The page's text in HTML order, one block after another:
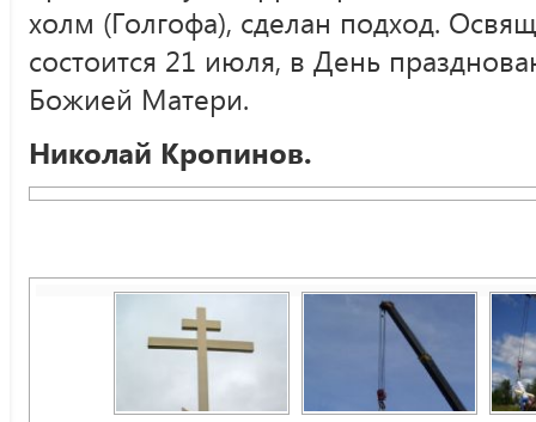
холм (Голгофа), сделан подход.
состоится 21 июля, в День
Божией Матери.
Николай Кропинов.